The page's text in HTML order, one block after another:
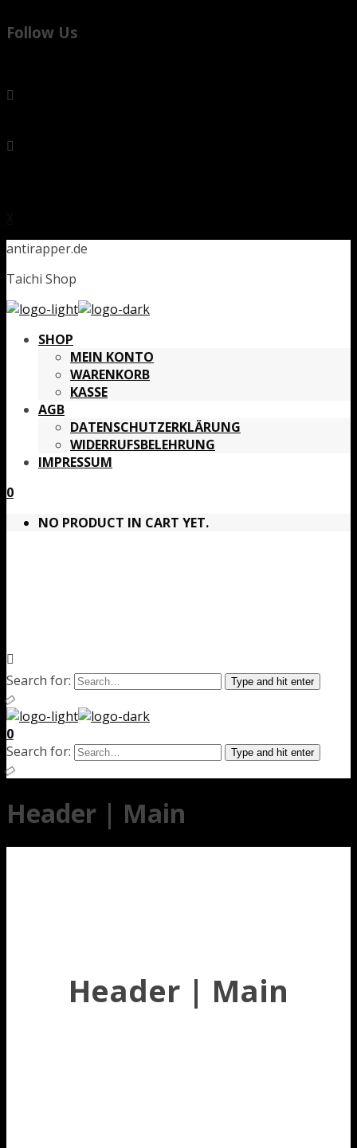
Follow Us
antirapper.de
Taichi Shop
SHOP
MEIN KONTO
WARENKORB
KASSE
AGB
DATENSCHUTZERKLÄRUNG
WIDERRUFSBELEHRUNG
IMPRESSUM
0
NO PRODUCT IN CART YET.
Search for: Type and hit enter
0
Search for:
Type and hit enter
Header | Main
Header | Main